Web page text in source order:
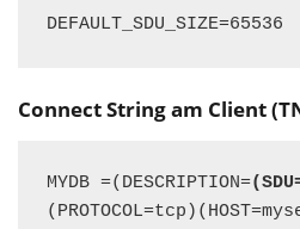
DEFAULT_SDU_SIZE=65536
Connect String am Client
MYDB =(DESCRIPTION=